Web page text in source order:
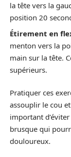
la tête vers la
position 20
Étirement en
menton vers la
main sur la tête.
supérieurs.
Pratiquer ces
assouplir le cou
important
brusque qui
douloureux.